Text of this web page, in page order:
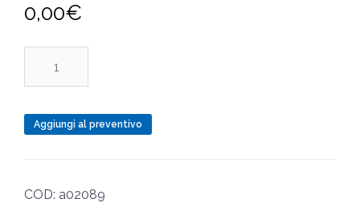
0,00€
FRIZIONE
Aggiungi al preventivo
COD: a02089